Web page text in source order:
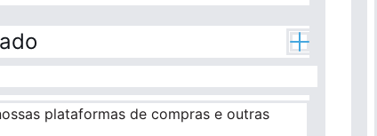
plataformas de compras e outras